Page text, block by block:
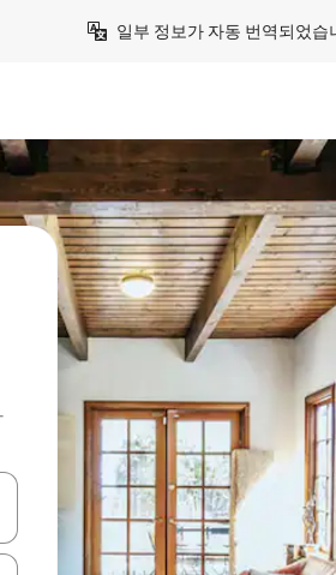
일부 정보가 자동 번역되었습
스와이프 동작으로 탐색하세요.